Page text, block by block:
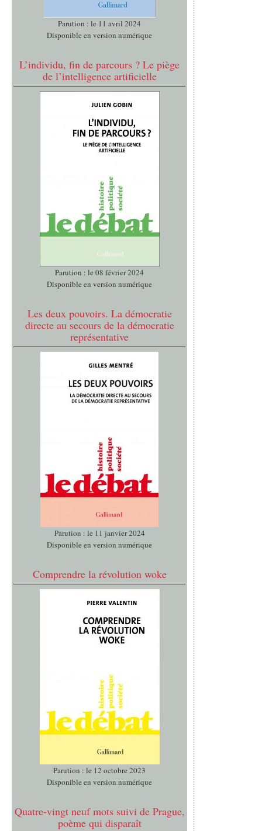
Parution : le 11 avril 2024
Disponible en version numérique
L’individu, fin de parcours ? Le piège
de l’intelligence artificielle
Parution : le 08 février 2024
Disponible en version numérique
Les deux pouvoirs. La démocratie
directe au secours de la démocratie
représentative
Parution : le 11 janvier 2024
Disponible en version numérique
Comprendre la révolution woke
Parution : le 12 octobre 2023
Disponible en version numérique
Quatre-vingt neuf mots suivi de Prague,
poème qui disparaît